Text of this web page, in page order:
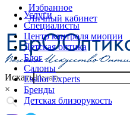
Избранное
Личный кабинет
Искать
×
Услуги
Специалисты
Центр контроля миопии
Детская оптика
Блог
Салоны
Essilor Experts
Бренды
Детская близорукость